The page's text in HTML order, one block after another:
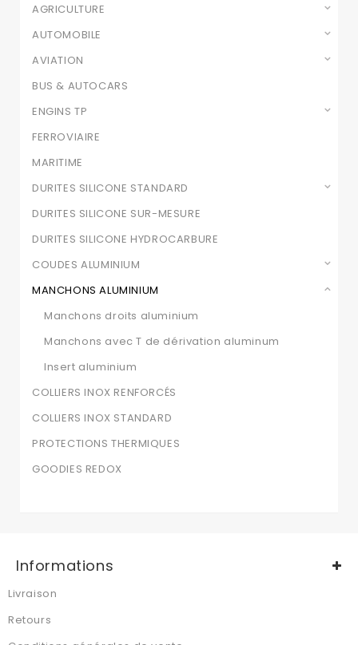
AGRICULTURE
AUTOMOBILE
AVIATION
BUS & AUTOCARS
ENGINS TP
FERROVIAIRE
MARITIME
DURITES SILICONE STANDARD
DURITES SILICONE SUR-MESURE
DURITES SILICONE HYDROCARBURE
COUDES ALUMINIUM
MANCHONS ALUMINIUM
Manchons droits aluminium
Manchons avec T de dérivation aluminum
Insert aluminium
COLLIERS INOX RENFORCÉS
COLLIERS INOX STANDARD
PROTECTIONS THERMIQUES
GOODIES REDOX
Informations
Livraison
Retours